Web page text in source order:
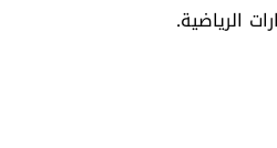
الرياضية.